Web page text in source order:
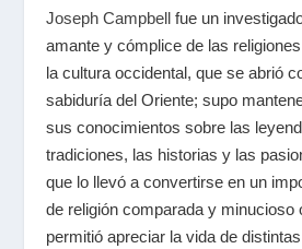
Joseph Campbell fue un
amante y cómplice de las
la cultura occidental, que se abrió
sabiduría del Oriente; supo
sus conocimientos sobre las
tradiciones, las historias y las
que lo llevó a convertirse en un
de religión comparada y minucioso
permitió apreciar la vida de